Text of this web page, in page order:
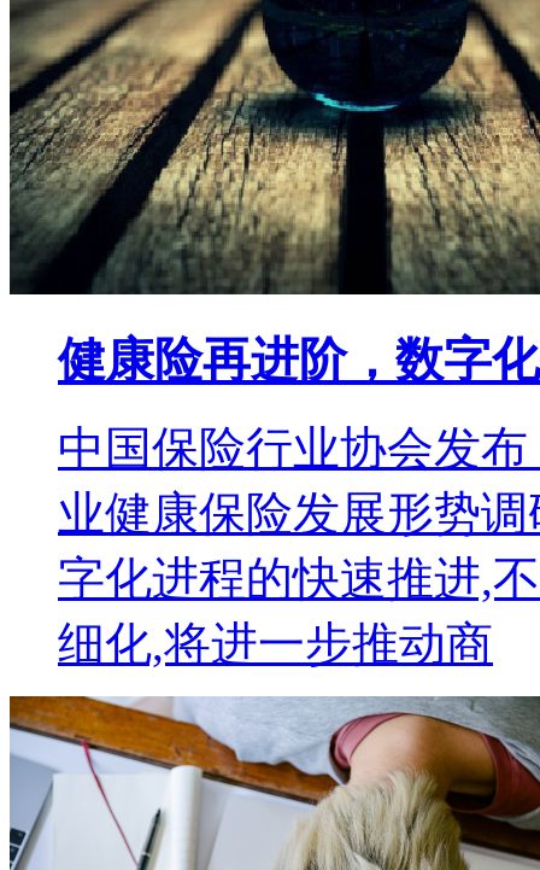
健康险再进阶，数字
中国保险行业协会发
业健康保险发展形势
字化进程的快速推进,
细化,将进一步推动商